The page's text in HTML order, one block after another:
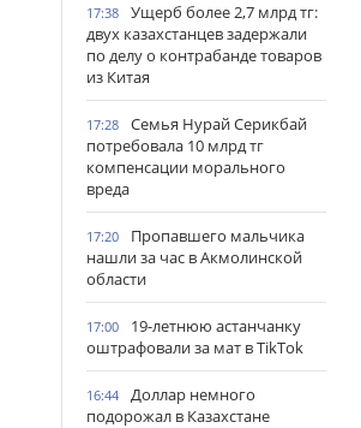
17:38
Ущерб более 2,7 млрд тг:
двух казахстанцев задержали
по делу о контрабанде товаров
из Китая
17:28
Семья Нурай Серикбай
потребовала 10 млрд тг
компенсации морального
вреда
17:20
Пропавшего мальчика
нашли за час в Акмолинской
области
17:00
19-летнюю астанчанку
оштрафовали за мат в TikTok
16:44
Доллар немного
подорожал в Казахстане